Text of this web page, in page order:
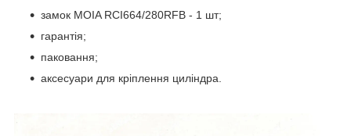
замок MOIA RCI664/280RFB - 1 шт;
гарантія;
паковання;
аксесуари для кріплення циліндра.